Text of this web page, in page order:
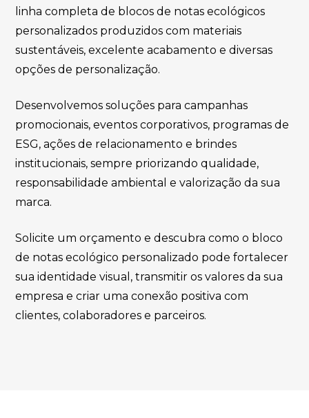
linha completa de blocos de notas ecológicos
personalizados produzidos com materiais
sustentáveis, excelente acabamento e diversas
opções de personalização.
Desenvolvemos soluções para campanhas
promocionais, eventos corporativos, programas de
ESG, ações de relacionamento e brindes
institucionais, sempre priorizando qualidade,
responsabilidade ambiental e valorização da sua
marca.
Solicite um orçamento e descubra como o bloco
de notas ecológico personalizado pode fortalecer
sua identidade visual, transmitir os valores da sua
empresa e criar uma conexão positiva com
clientes, colaboradores e parceiros.